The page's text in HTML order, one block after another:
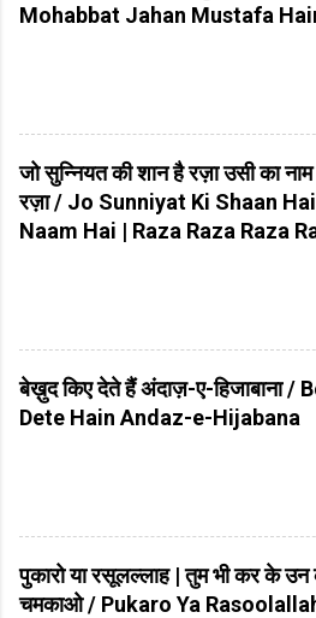
Mohabbat Jahan Mustafa
जो सुन्नियत की शान है रज़ा उसी का
रज़ा / Jo Sunniyat Ki Shaan
Naam Hai | Raza Raza Raza
बेख़ुद किए देते हैं अंदाज़-ए-हिजाबाना /
Dete Hain Andaz-e-Hijabana
पुकारो या रसूलल्लाह | तुम भी कर के उन
चमकाओ / Pukaro Ya